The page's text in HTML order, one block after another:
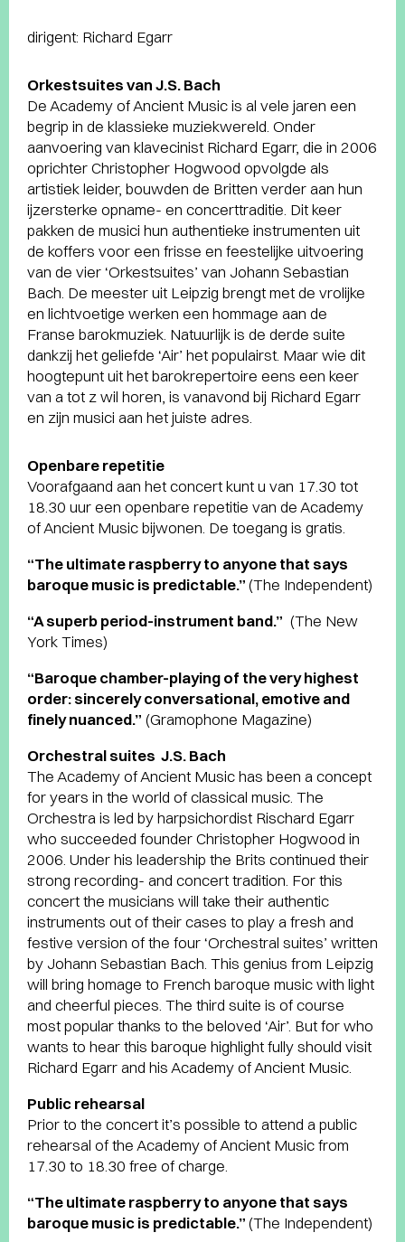
dirigent: Richard Egarr
Orkestsuites van J.S. Bach
De Academy of Ancient Music is al vele jaren een
begrip in de klassieke muziekwereld. Onder
aanvoering van klavecinist Richard Egarr, die in 2006
oprichter Christopher Hogwood opvolgde als
artistiek leider, bouwden de Britten verder aan hun
ijzersterke opname- en concerttraditie. Dit keer
pakken de musici hun authentieke instrumenten uit
de koffers voor een frisse en feestelijke uitvoering
van de vier ‘Orkestsuites’ van Johann Sebastian
Bach. De meester uit Leipzig brengt met de vrolijke
en lichtvoetige werken een hommage aan de
Franse barokmuziek. Natuurlijk is de derde suite
dankzij het geliefde ‘Air’ het populairst. Maar wie dit
hoogtepunt uit het barokrepertoire eens een keer
van a tot z wil horen, is vanavond bij Richard Egarr
en zijn musici aan het juiste adres.
Openbare repetitie
Voorafgaand aan het concert kunt u van 17.30 tot
18.30 uur een openbare repetitie van de Academy
of Ancient Music bijwonen. De toegang is gratis.
“The ultimate raspberry to anyone that says
baroque music is predictable.”(The Independent)
“A superb period-instrument band.” (The New
York Times)
“Baroque chamber-playing of the very highest
order: sincerely conversational, emotive and
finely nuanced.” (Gramophone Magazine)
Orchestral suites J.S. Bach
The Academy of Ancient Music has been a concept
for years in the world of classical music. The
Orchestra is led by harpsichordist Rischard Egarr
who succeeded founder Christopher Hogwood in
2006. Under his leadership the Brits continued their
strong recording- and concert tradition. For this
concert the musicians will take their authentic
instruments out of their cases to play a fresh and
festive version of the four ‘Orchestral suites’ written
by Johann Sebastian Bach. This genius from Leipzig
will bring homage to French baroque music with light
and cheerful pieces. The third suite is of course
most popular thanks to the beloved ‘Air’. But for who
wants to hear this baroque highlight fully should visit
Richard Egarr and his Academy of Ancient Music.
Public rehearsal
Prior to the concert it’s possible to attend a public
rehearsal of the Academy of Ancient Music from
17.30 to 18.30 free of charge.
“The ultimate raspberry to anyone that says
baroque music is predictable.”(The Independent)